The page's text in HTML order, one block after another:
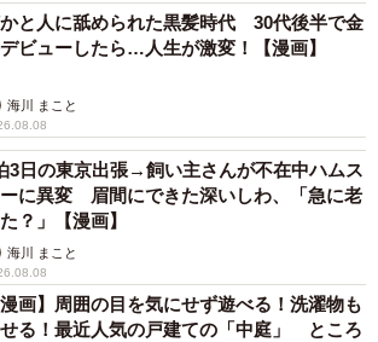
と人に舐められた黒髪時代 30代後半で金
ビューしたら…人生が激変！【漫画】
海川 まこと
3日の東京出張→飼い主さんが不在中ハムス
に異変 眉間にできた深いしわ、「急に老
？」【漫画】
海川 まこと
漫画】周囲の目を気にせず遊べる！洗濯物も
る！最近人気の戸建ての「中庭」 ところ